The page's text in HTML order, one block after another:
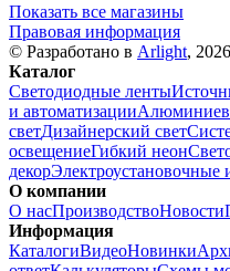
Показать все магазины
Правовая информация
© Разработано в Arlight, 2026
Каталог
Светодиодные ленты
и автоматизации
светДизайнерский свет
освещениеГибкий неон
декорЭлектроустановочные
О компании
О насПроизводствоНовости
Информация
КаталогиВидеоНовинки